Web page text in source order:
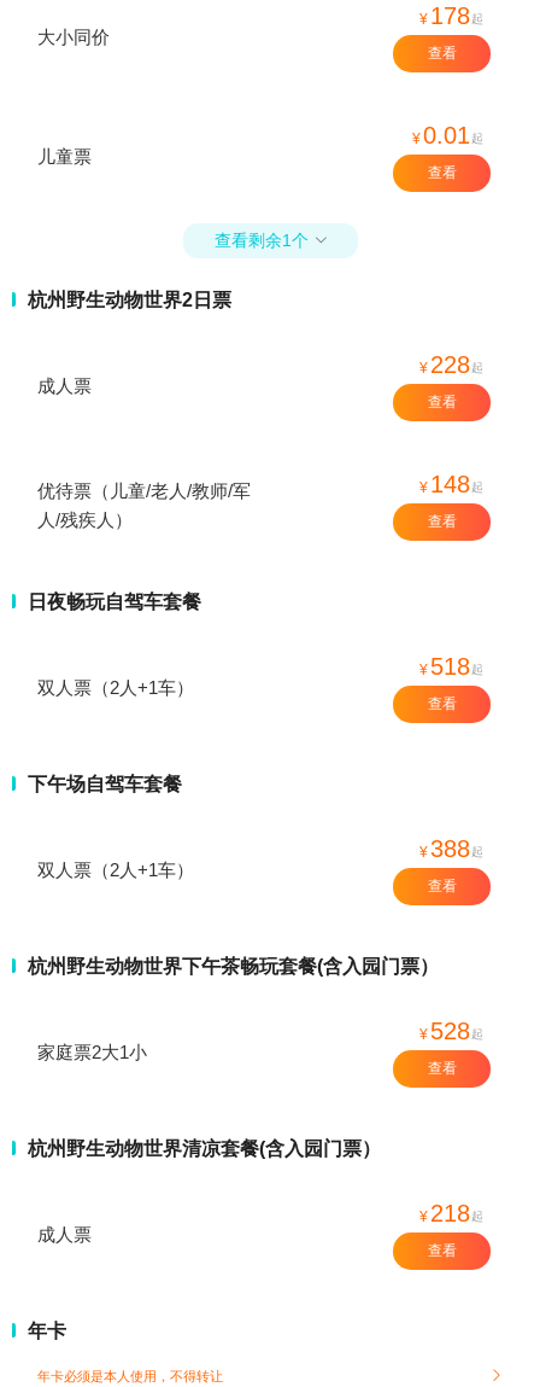
大小同价
¥ 178起
查看
儿童票
¥0.01 起
查看
查看剩余1个 
杭州野生动物世界2日票
成人票
¥ 228起
查看
优待票（儿童/老人/教师/军
人/残疾人）
¥ 148起
查看
日夜畅玩自驾车套餐
双人票（2人+1车）
¥ 518起
查看
下午场自驾车套餐
双人票（2人+1车）
¥388起
查看
杭州野生动物世界下午茶畅玩套餐(含入园门票）
家庭票2大1小
¥ 528起
查看
杭州野生动物世界清凉套餐(含入园门票）
成人票
¥ 218起
查看
年卡
年卡必须是本人使用，不得转让 